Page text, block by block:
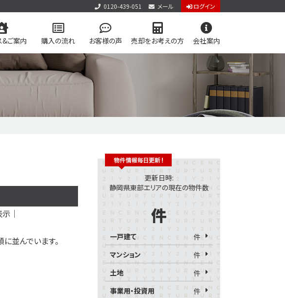
0120-439-051 メール ログイン
会員ページログイン
&ご案内 購入の流れ お客様の声 売却をお考えの方 会社案内
お問い合わせ
お知らせ
スタッフブログ
示 ｜
に並んでいます。
更新日時:
静岡県東部エリアの現在の物件数
件
一戸建て
件
マンション
件
土地
件
事業用・投資用
件